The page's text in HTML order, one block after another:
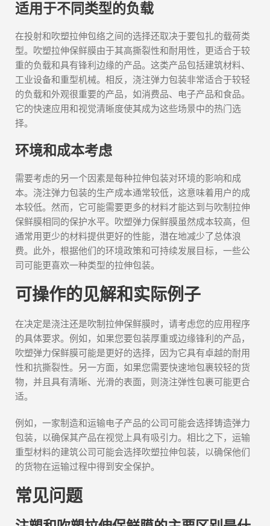
适用于不同类型的负载
在投射和吹塑拉伸包络之间的选择还取决于要包扎的载荷类
型。吹塑拉伸保鲜膜由于其高撕裂性和耐用性，更适合于较
重的负载和具有锋利边缘的产品。这类产品包括建筑材料、
工业设备和重型机械。相反，浇注弹力包装非常适合于较轻
的负载和外观很重要的产品，如消费品、电子产品和食品。
它的快速应用和视觉清晰度使其成为这些场景中的热门选
择。
环境和成本考虑
需要考虑的另一个因素是每种拉伸包装对环境的影响和成
本。浇注弹力包装的生产成本通常较低，这意味着用户的成
本较低。然而，它可能需要更多的材料才能达到与吹制拉伸
保鲜膜相同的保护水平。吹塑弹力保鲜膜虽然成本较高，但
通常用更少的材料提供更好的性能，潜在地减少了总体浪
费。此外，根据他们的环境政策和可持续发展目标，一些公
司可能更喜欢一种类型的拉伸包装。
可操作的见解和实际例子
在决定是浇注还是吹制拉伸保鲜膜时，请考虑您的应用程序
的具体要求。例如，如果您要包装厚重或边缘锋利的产品，
吹塑弹力保鲜膜可能是更好的选择，因为它具有卓越的耐用
性和抗撕裂性。另一方面，如果您需要快速地包裹较轻的货
物，并且具有清晰、光滑的表面，则浇注弹性包裹可能更合
适。
例如，一家制造和运输电子产品的公司可能会选择铸造弹力
包装，以确保其产品在视觉上具有吸引力。相比之下，运输
重型材料的建筑公司可能会选择吹塑拉伸包装，以确保他们
的货物在运输过程中得到安全保护。
常见问题